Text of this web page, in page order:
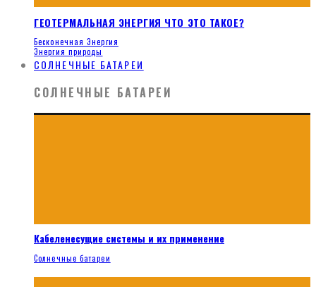
ГЕОТЕРМАЛЬНАЯ ЭНЕРГИЯ ЧТО ЭТО ТАКОЕ?
Бесконечная Энергия
Энергия природы
СОЛНЕЧНЫЕ БАТАРЕИ
СОЛНЕЧНЫЕ БАТАРЕИ
Кабеленесущие системы и их применение
Солнечные батареи